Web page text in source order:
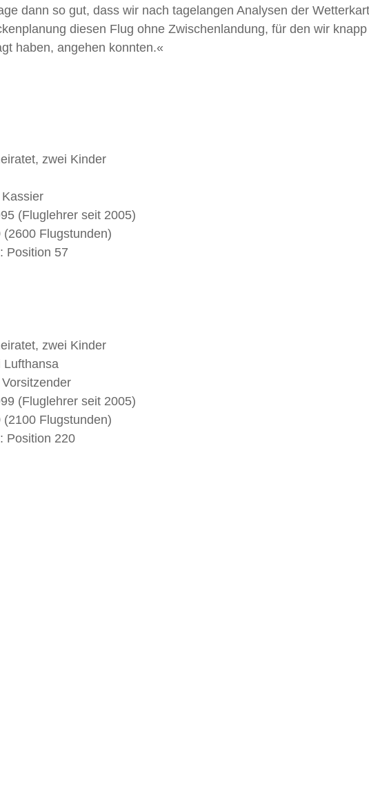
dann so gut, dass wir nach tagelangen Analysen der
diesen Flug ohne Zwischenlandung, für den wir
haben, angehen konnten.«
zwei Kinder
(Fluglehrer seit 2005)
Flugstunden)
Position 57
zwei Kinder
Lufthansa
(Fluglehrer seit 2005)
Flugstunden)
Position 220